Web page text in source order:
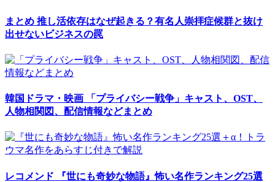
まとめ 推し活依存はなぜ起きる？有名人崇拝症候群と抜け
出せないビジネスの罠
韓国ドラマ・映画 「プライバシー戦争」キャスト、OST、
人物相関図、配信情報などまとめ
レコメンド 『世にも奇妙な物語』怖い名作ランキング25選